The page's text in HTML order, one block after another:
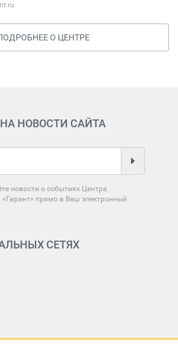
О ЦЕНТРЕ
НОВОСТИ САЙТА
новости о событиях Центра
«Гарант» прямо в Ваш электронный
СЕТЯХ